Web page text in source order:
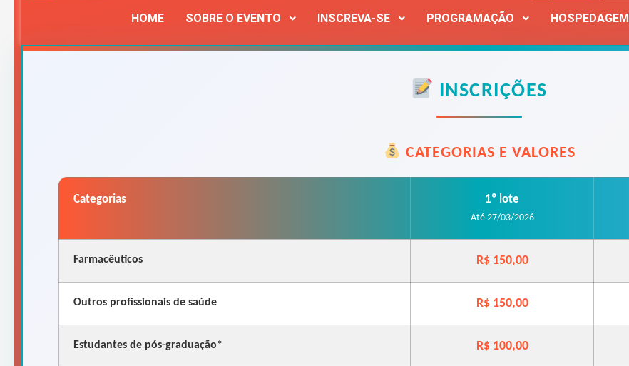
HOME SOBRE O EVENTO INSCREVA-SE PROGRAMAÇÃO HOSPEDAGEM
INSCRIÇÕES
CATEGORIAS E VALORES
Categorias 1º lote
Até 27/03/2026
Farmacêuticos R$ 150,00
Outros profissionais de saúde R$ 150,00
Estudantes de pós-graduação* R$ 100,00